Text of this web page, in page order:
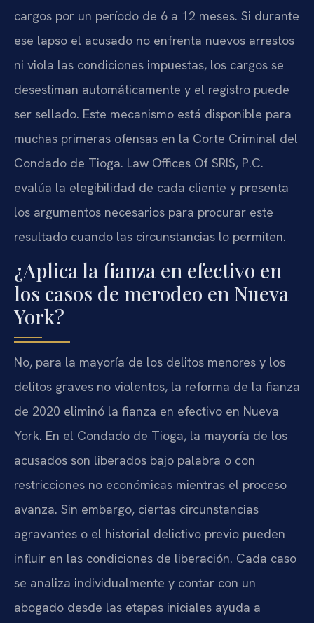
cargos por un período de 6 a 12 meses. Si durante
ese lapso el acusado no enfrenta nuevos arrestos
ni viola las condiciones impuestas, los cargos se
desestiman automáticamente y el registro puede
ser sellado. Este mecanismo está disponible para
muchas primeras ofensas en la Corte Criminal del
Condado de Tioga. Law Offices Of SRIS, P.C.
evalúa la elegibilidad de cada cliente y presenta
los argumentos necesarios para procurar este
resultado cuando las circunstancias lo permiten.
¿Aplica la fianza en efectivo en
los casos de merodeo en Nueva
York?
No, para la mayoría de los delitos menores y los
delitos graves no violentos, la reforma de la fianza
de 2020 eliminó la fianza en efectivo en Nueva
York. En el Condado de Tioga, la mayoría de los
acusados son liberados bajo palabra o con
restricciones no económicas mientras el proceso
avanza. Sin embargo, ciertas circunstancias
agravantes o el historial delictivo previo pueden
influir en las condiciones de liberación. Cada caso
se analiza individualmente y contar con un
abogado desde las etapas iniciales ayuda a